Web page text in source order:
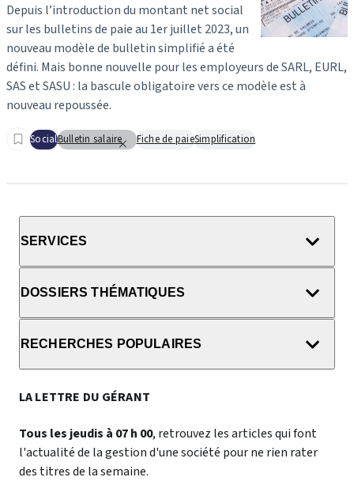
Depuis l’introduction du montant net social
sur les bulletins de paie au 1er juillet 2023, un
nouveau modèle de bulletin simplifié a été
défini. Mais bonne nouvelle pour les employeurs de SARL, EURL,
SAS et SASU : la bascule obligatoire vers ce modèle est à
nouveau repoussée.
SocialBulletin salaire Fiche de paieSimplification
SERVICES
DOSSIERS THÉMATIQUES
RECHERCHES POPULAIRES
LA LETTRE DU GÉRANT
Tous les jeudis à 07 h 00, retrouvez les articles qui font
l'actualité de la gestion d'une société pour ne rien rater
des titres de la semaine.